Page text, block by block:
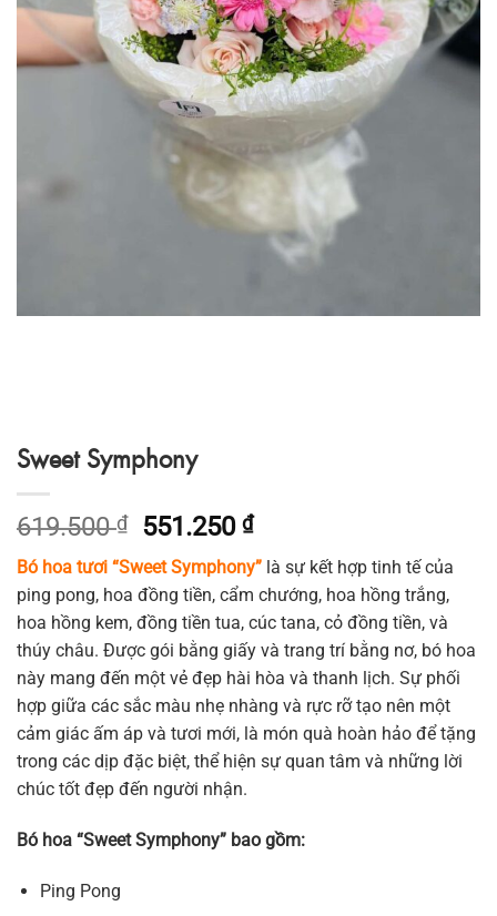
Sweet Symphony
619.500₫
Giá
gốc
là:
619.500 ₫.
551.250₫Giá
hiện
tại
là:
551.250 ₫.
Bó hoa tươi “Sweet Symphony” là sự kết hợp tinh tế của
ping pong, hoa đồng tiền, cẩm chướng, hoa hồng trắng,
hoa hồng kem, đồng tiền tua, cúc tana, cỏ đồng tiền, và
thúy châu. Được gói bằng giấy và trang trí bằng nơ, bó hoa
này mang đến một vẻ đẹp hài hòa và thanh lịch. Sự phối
hợp giữa các sắc màu nhẹ nhàng và rực rỡ tạo nên một
cảm giác ấm áp và tươi mới, là món quà hoàn hảo để tặng
trong các dịp đặc biệt, thể hiện sự quan tâm và những lời
chúc tốt đẹp đến người nhận.
Bó hoa “Sweet Symphony” bao gồm:
Ping Pong